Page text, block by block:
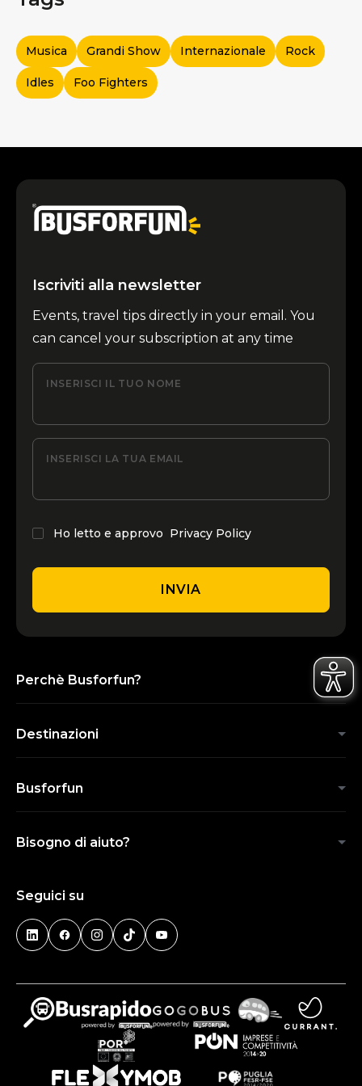
Musica Grandi Show Internazionale Rock
Idles Foo Fighters
Iscriviti alla newsletter
Events, travel tips directly in your email. You
can cancel your subscription at any time
INSERISCI IL TUO NOME
INSERISCI LA TUA EMAIL
Ho letto e approvo Privacy Policy
INVIA
Perchè Busforfun?
Destinazioni
Busforfun
Bisogno di aiuto?
Seguici su